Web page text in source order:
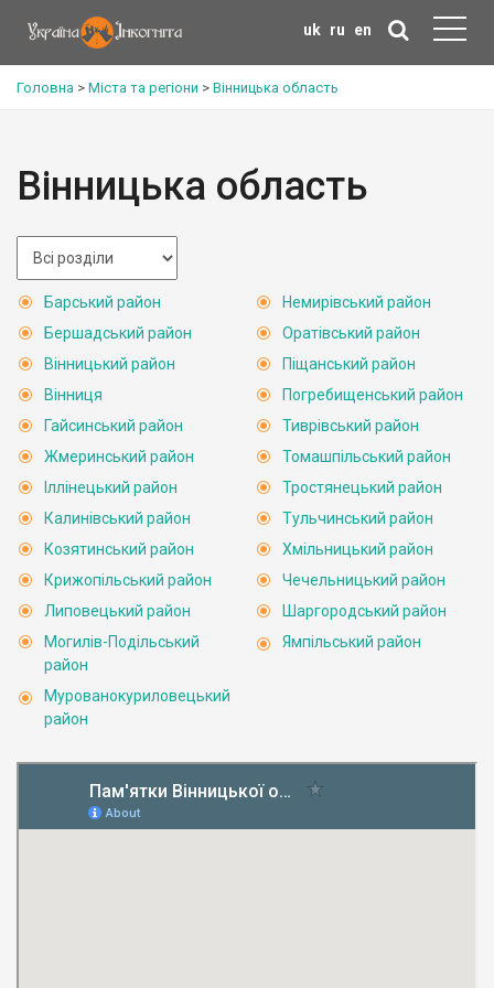
uk ru en
Головна > Міста та регіони > Вінницька область
Вінницька область
Барський район
Бершадський район
Вінницький район
Вінниця
Гайсинський район
Жмеринський район
Іллінецький район
Калинівський район
Козятинський район
Крижопільський район
Липовецький район
Могилів-Подільський
район
Мурованокуриловецький
район
Немирівський район
Оратівський район
Піщанський район
Погребищенський район
Тиврівський район
Томашпільський район
Тростянецький район
Тульчинський район
Хмільницький район
Чечельницький район
Шаргородський район
Ямпільський район